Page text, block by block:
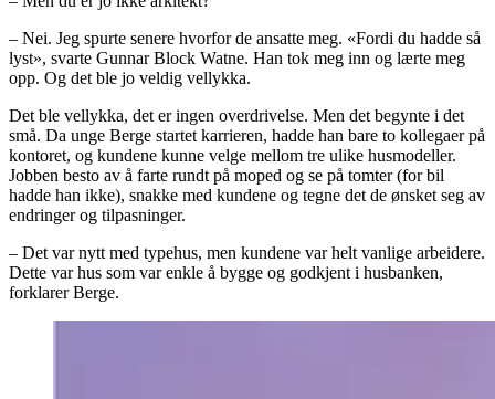
– Nei. Jeg spurte senere hvorfor de ansatte meg. «Fordi du hadde så
lyst», svarte Gunnar Block Watne. Han tok meg inn og lærte meg
opp. Og det ble jo veldig vellykka.
Det ble vellykka, det er ingen overdrivelse. Men det begynte i det
små. Da unge Berge startet karrieren, hadde han bare to kollegaer på
kontoret, og kundene kunne velge mellom tre ulike husmodeller.
Jobben besto av å farte rundt på moped og se på tomter (for bil
hadde han ikke), snakke med kundene og tegne det de ønsket seg av
endringer og tilpasninger.
– Det var nytt med typehus, men kundene var helt vanlige arbeidere.
Dette var hus som var enkle å bygge og godkjent i husbanken,
forklarer Berge.